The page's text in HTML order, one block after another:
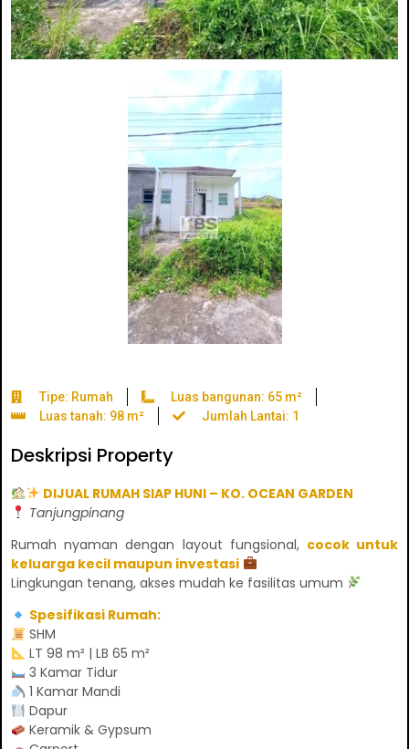
Tipe: Rumah
Luas bangunan: 65 m²
Luas tanah: 98 m²
Jumlah Lantai: 1
Deskripsi Property
DIJUAL RUMAH SIAP HUNI – KO. OCEAN GARDEN
Tanjungpinang
Rumah nyaman dengan layout fungsional, cocok untuk
keluarga kecil maupun investasi
Lingkungan tenang, akses mudah ke fasilitas umum
Spesifikasi Rumah:
SHM
LT 98 m² | LB 65 m²
3 Kamar Tidur
1 Kamar Mandi
Dapur
Keramik & Gypsum